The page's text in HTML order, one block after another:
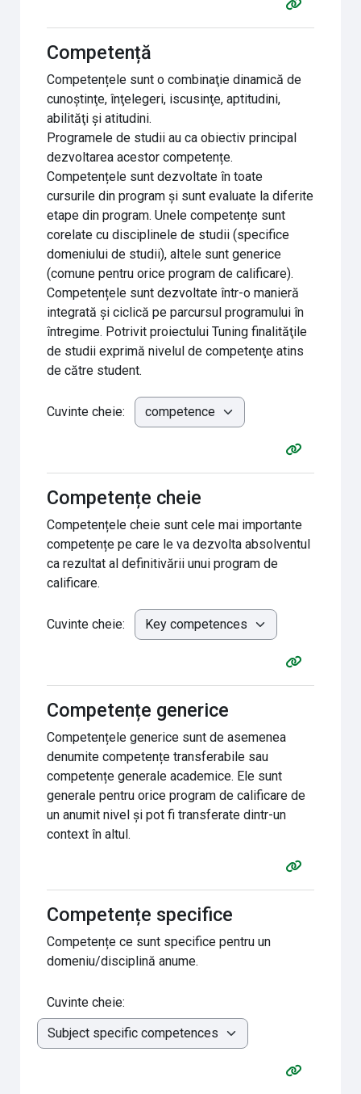
Competență
Competențele sunt o combinaţie dinamică de
cunoştinţe, înţelegeri, iscusinţe, aptitudini,
abilităţi şi atitudini.
Programele de studii au ca obiectiv principal
dezvoltarea acestor competențe.
Competențele sunt dezvoltate în toate
cursurile din program și sunt evaluate la diferite
etape din program. Unele competențe sunt
corelate cu disciplinele de studii (specifice
domeniului de studii), altele sunt generice
(comune pentru orice program de calificare).
Competențele sunt dezvoltate într-o manieră
integrată și ciclică pe parcursul programului în
întregime. Potrivit proiectului Tuning finalităţile
de studii exprimă nivelul de competenţe atins
de către student.
Cuvinte cheie:
Competențe cheie
Competențele cheie sunt cele mai importante
competențe pe care le va dezvolta absolventul
ca rezultat al definitivării unui program de
calificare.
Cuvinte cheie:
Competențe generice
Competențele generice sunt de asemenea
denumite competențe transferabile sau
competențe generale academice. Ele sunt
generale pentru orice program de calificare de
un anumit nivel și pot fi transferate dintr-un
context în altul.
Competențe specifice
Competențe ce sunt specifice pentru un
domeniu/disciplină anume.
Cuvinte cheie: